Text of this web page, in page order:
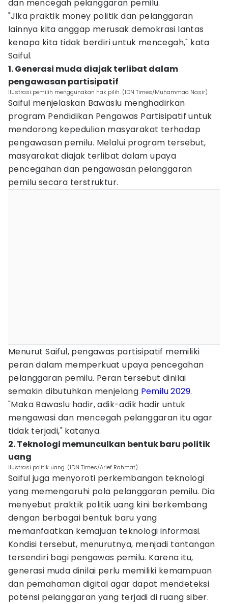
dan mencegah pelanggaran pemilu.
"Jika praktik money politik dan pelanggaran
lainnya kita anggap merusak demokrasi lantas
kenapa kita tidak berdiri untuk mencegah," kata
Saiful.
1. Generasi muda diajak terlibat dalam
pengawasan partisipatif
Ilustrasi pemilih menggunakan hak pilih. (IDN Times/Muhammad Nasir)
Saiful menjelaskan Bawaslu menghadirkan
program Pendidikan Pengawas Partisipatif untuk
mendorong kepedulian masyarakat terhadap
pengawasan pemilu. Melalui program tersebut,
masyarakat diajak terlibat dalam upaya
pencegahan dan pengawasan pelanggaran
pemilu secara terstruktur.
Menurut Saiful, pengawas partisipatif memiliki
peran dalam memperkuat upaya pencegahan
pelanggaran pemilu. Peran tersebut dinilai
semakin dibutuhkan menjelang Pemilu 2029.
"Maka Bawaslu hadir, adik-adik hadir untuk
mengawasi dan mencegah pelanggaran itu agar
tidak terjadi," katanya.
2. Teknologi memunculkan bentuk baru politik
uang
Ilustrasi politik uang. (IDN Times/Arief Rahmat)
Saiful juga menyoroti perkembangan teknologi
yang memengaruhi pola pelanggaran pemilu. Dia
menyebut praktik politik uang kini berkembang
dengan berbagai bentuk baru yang
memanfaatkan kemajuan teknologi informasi.
Kondisi tersebut, menurutnya, menjadi tantangan
tersendiri bagi pengawas pemilu. Karena itu,
generasi muda dinilai perlu memiliki kemampuan
dan pemahaman digital agar dapat mendeteksi
potensi pelanggaran yang terjadi di ruang siber.